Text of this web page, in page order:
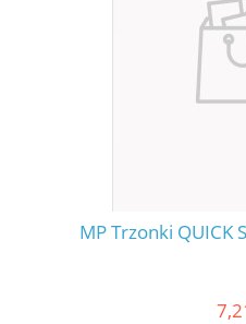
MP Trzonki QUICK